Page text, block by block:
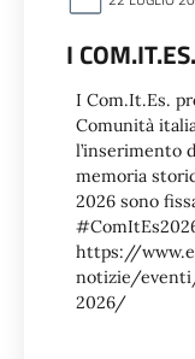
I
I Com.It.Es.
Comunità
l’inserimento
memoria
2026 sono
https://
notizie/
2026/